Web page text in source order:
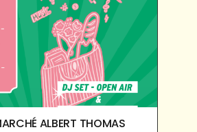
ALBERT THOMAS